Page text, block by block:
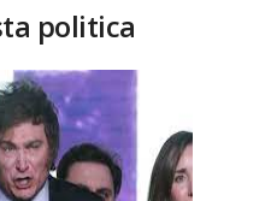
politica